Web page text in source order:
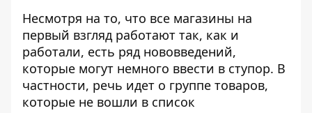
Несмотря на то, что все магазины на
первый взгляд работают так, как и
работали, есть ряд нововведений,
которые могут немного ввести в ступор. В
частности, речь идет о группе товаров,
которые не вошли в список